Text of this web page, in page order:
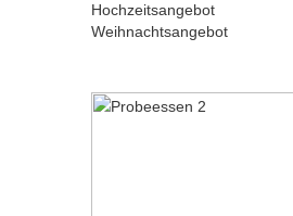
Hochzeitsangebot
Weihnachtsangebot